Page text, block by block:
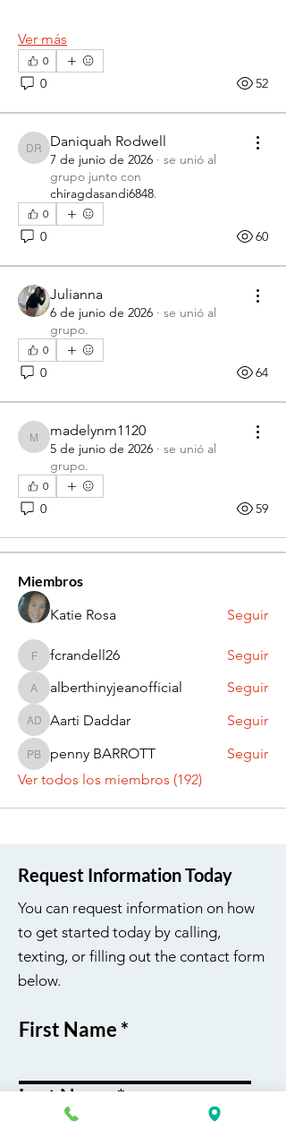
Ver más
0
0 52
Daniquah Rodwell
Daniquah Rodwell
7 de junio de 2026 · se unió al
grupo junto con
chiragdasandi6848.
0
0 60
Julianna
6 de junio de 2026 · se unió al
grupo.
0
0 64
madelynm1120
madelynm1120
5 de junio de 2026 · se unió al
grupo.
0
0 59
Acerca de
Discover fresh job openings every day,
expert resume support
Miembros
Katie Rosa
Seguir
fcrandell26
fcrandell26 Seguir
alberthinyjeanofficial
alberthinyjeanofficial Seguir
Aarti Daddar
Aarti Daddar Seguir
penny BARROTT
penny BARROTT
Seguir
Ver todos los miembros (192)
Request Information Today
You can request information on how
to get started today by calling,
texting, or filling out the contact form
below.
First Name
Last Name